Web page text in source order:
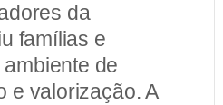
da
famílias e
de
e valorização. A